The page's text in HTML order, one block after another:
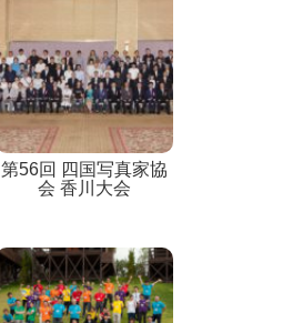
第56回 四国写真家協
会 香川大会